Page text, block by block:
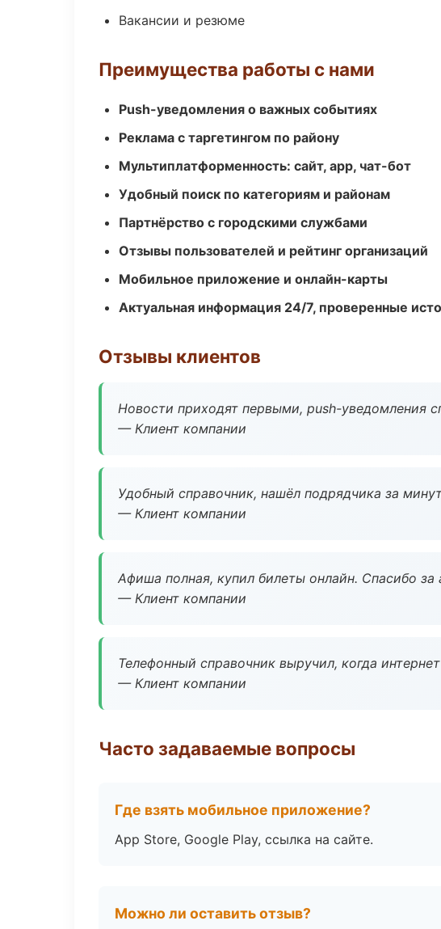
Вакансии и резюме
Преимущества работы с нами
Push-уведомления о важных событиях
Реклама с таргетингом по району
Мультиплатформенность: сайт, app, чат-бот
Удобный поиск по категориям и районам
Партнёрство с городскими службами
Отзывы пользователей и рейтинг организаций
Мобильное приложение и онлайн-карты
Актуальная информация 24/7, проверенные
Отзывы клиентов
Новости приходят первыми, push-уведомления
— Клиент компании
Удобный справочник, нашёл подрядчика за
— Клиент компании
Афиша полная, купил билеты онлайн. Спасибо за
— Клиент компании
Телефонный справочник выручил, когда
— Клиент компании
Часто задаваемые вопросы
Где взять мобильное приложение?
App Store, Google Play, ссылка на сайте.
Можно ли оставить отзыв?